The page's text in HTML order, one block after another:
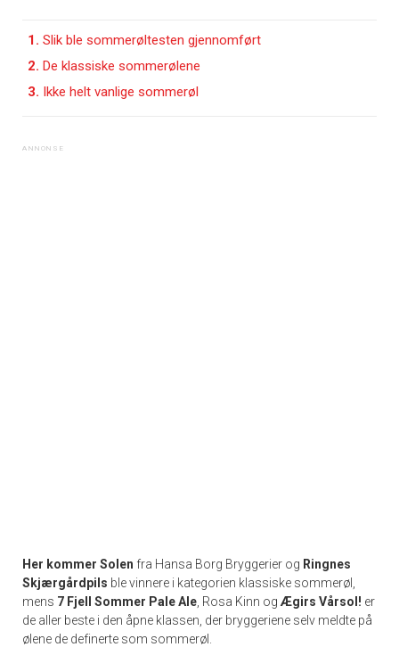
1. Slik ble sommerøltesten gjennomført
2. De klassiske sommerølene
3. Ikke helt vanlige sommerøl
Her kommer Solen fra Hansa Borg Bryggerier og Ringnes
Skjærgårdpils ble vinnere i kategorien klassiske sommerøl,
mens 7 Fjell Sommer Pale Ale , Rosa Kinn og Ægirs Vårsol! er
de aller beste i den åpne klassen, der bryggeriene selv meldte på
ølene de definerte som sommerøl.